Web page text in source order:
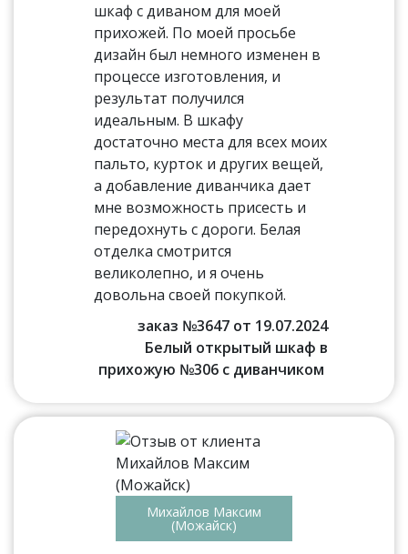
шкаф с диваном для моей
прихожей. По моей просьбе
дизайн был немного изменен в
процессе изготовления, и
результат получился
идеальным. В шкафу
достаточно места для всех моих
пальто, курток и других вещей,
а добавление диванчика дает
мне возможность присесть и
передохнуть с дороги. Белая
отделка смотрится
великолепно, и я очень
довольна своей покупкой.
заказ №3647 от 19.07.2024
Белый открытый шкаф в
прихожую №306 с диванчиком
Михайлов Максим
(Можайск)